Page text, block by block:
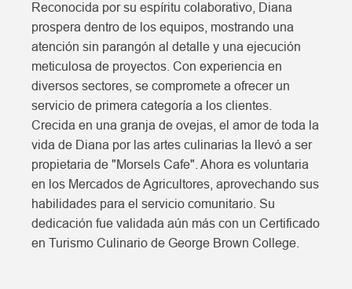
Reconocida por su espíritu colaborativo, Diana
prospera dentro de los equipos, mostrando una
atención sin parangón al detalle y una ejecución
meticulosa de proyectos. Con experiencia en
diversos sectores, se compromete a ofrecer un
servicio de primera categoría a los clientes.
Crecida en una granja de ovejas, el amor de toda la
vida de Diana por las artes culinarias la llevó a ser
propietaria de "Morsels Cafe". Ahora es voluntaria
en los Mercados de Agricultores, aprovechando sus
habilidades para el servicio comunitario. Su
dedicación fue validada aún más con un Certificado
en Turismo Culinario de George Brown College.